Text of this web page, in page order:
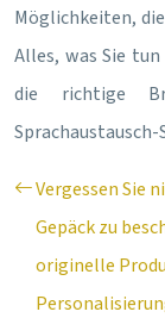
Möglichkeiten, die
Alles, was Sie
die richtige
Vergessen Sie
Gepäck zu
originelle